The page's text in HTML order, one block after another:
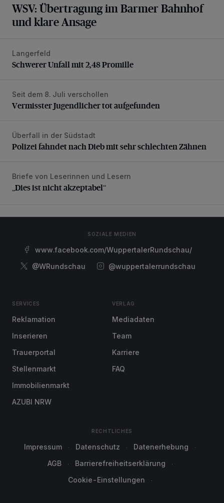
WSV: Übertragung im Barmer Bahnhof
und klare Ansage
Schwerer Unfall mit 2,48 Promille
Langerfeld
Schwerer Unfall mit 2,48 Promille
Vermisster Jugendlicher tot aufgefunden
Seit dem 8. Juli verschollen
Vermisster Jugendlicher tot aufgefunden
Polizei fahndet nach Dieb mit sehr schlechten Zähnen
Überfall in der Südstadt
Polizei fahndet nach Dieb mit sehr schlechten Zähnen
„Dies ist nicht akzeptabel“
Briefe von Leserinnen und Lesern
„Dies ist nicht akzeptabel“
SOZIALE MEDIEN
www.facebook.com/WuppertalerRundschau/
@WRundschau
@wuppertalerrundschau
SERVICES
Reklamation
Inserieren
Trauerportal
Stellenmarkt
Immobilienmarkt
AZUBI NRW
VERLAG
Mediadaten
Team
Karriere
FAQ
RECHTLICHES
Impressum Datenschutz
Datenerhebung
AGB
Barrierefreiheitserklärung
Cookie-Einstellungen